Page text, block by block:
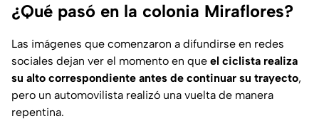
¿Qué pasó en la colonia Miraflores?
Las imágenes que comenzaron a difundirse en redes
sociales dejan ver el momento en que el ciclista realiza
su alto correspondiente antes de continuar su trayecto,
pero un automovilista realizó una vuelta de manera
repentina.